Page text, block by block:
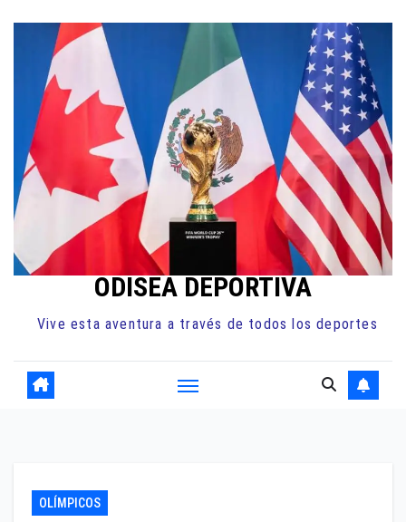
contenido
ODISEA DEPORTIVA
Vive esta aventura a través de todos los deportes
OLÍMPICOS